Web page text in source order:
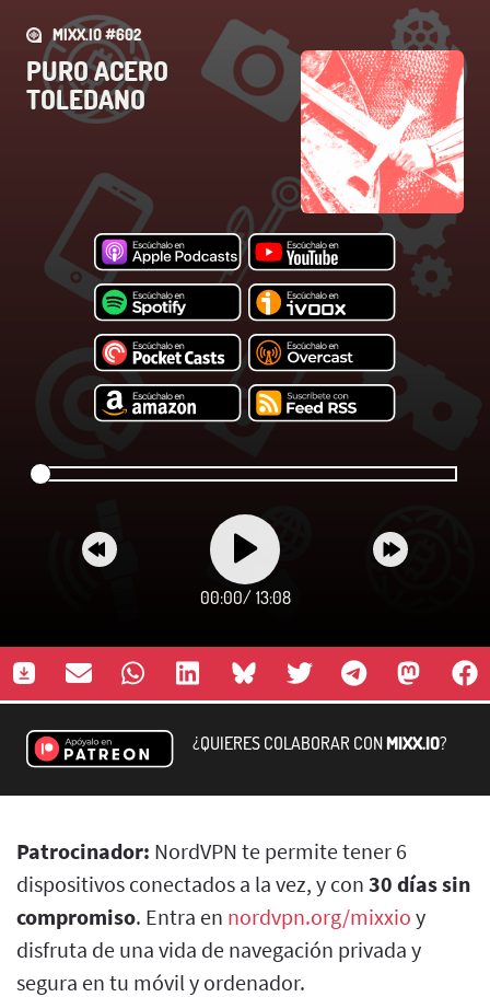
MIXX.IO #602
PURO ACERO
TOLEDANO
00:00/ 13:08
¿QUIERES COLABORAR CONMIXX.IO?
Patrocinador: NordVPN te permite tener 6
dispositivos conectados a la vez, y con 30 días sin
compromiso. Entra en nordvpn.org/mixxio y
disfruta de una vida de navegación privada y
segura en tu móvil y ordenador.